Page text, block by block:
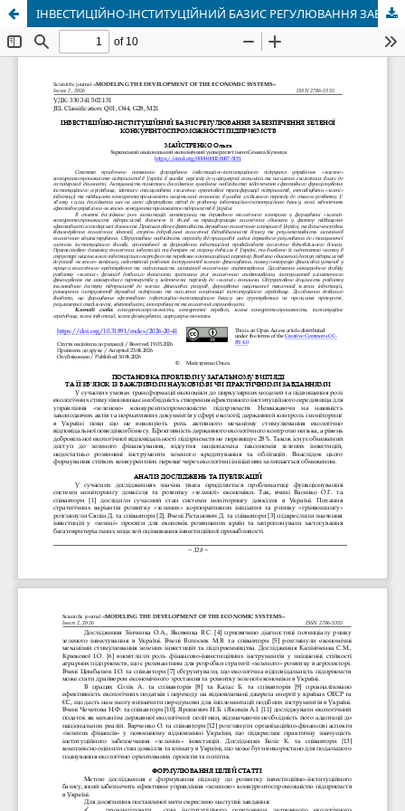
ІНВЕСТИЦІЙНО-ІНСТИТУЦІЙНИЙ БАЗИС РЕГУЛЮВАННЯ ЗАБЕЗПЕЧЕННЯ ЗЕЛЕНОЇ КОНКУРЕНТОСПРОМОЖНОСТІ ПІДПРИЄМСТВ